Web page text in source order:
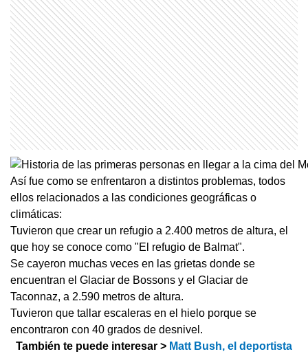
Así fue como se enfrentaron a distintos problemas, todos
ellos relacionados a las condiciones geográficas o
climáticas:
Tuvieron que crear un refugio a 2.400 metros de altura, el
que hoy se conoce como "El refugio de Balmat".
Se cayeron muchas veces en las grietas donde se
encuentran el Glaciar de Bossons y el Glaciar de
Taconnaz, a 2.590 metros de altura.
Tuvieron que tallar escaleras en el hielo porque se
encontraron con 40 grados de desnivel.
También te puede interesar > Matt Bush, el deportista